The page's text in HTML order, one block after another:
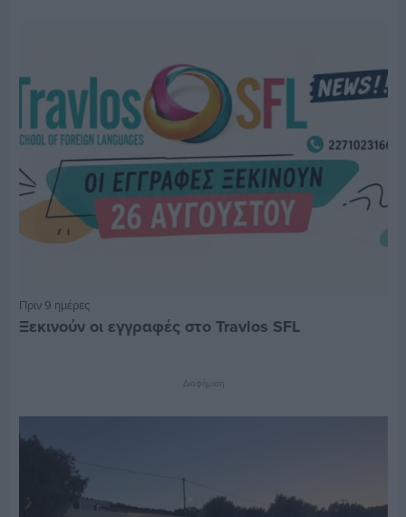
Πριν 9 ημέρες
Ξεκινούν οι εγγραφές στο Travlos SFL
Διαφήμιση